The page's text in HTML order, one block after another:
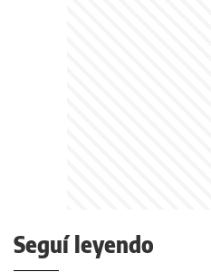
Seguí leyendo